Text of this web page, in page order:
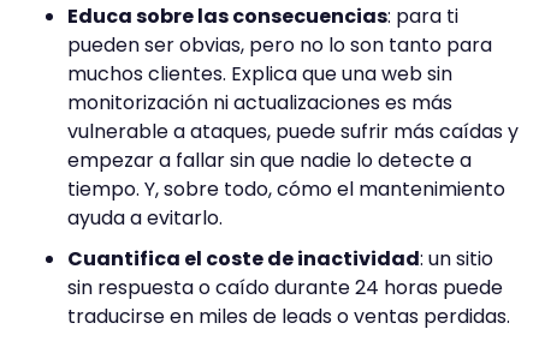
Educa sobre las consecuencias: para ti
pueden ser obvias, pero no lo son tanto para
muchos clientes. Explica que una web sin
monitorización ni actualizaciones es más
vulnerable a ataques, puede sufrir más caídas y
empezar a fallar sin que nadie lo detecte a
tiempo. Y, sobre todo, cómo el mantenimiento
ayuda a evitarlo.
Cuantifica el coste de inactividad: un sitio
sin respuesta o caído durante 24 horas puede
traducirse en miles de leads o ventas perdidas.